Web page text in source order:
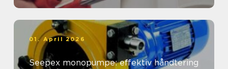
01. April 2026
Seepex monopumpe: effektiv håndtering